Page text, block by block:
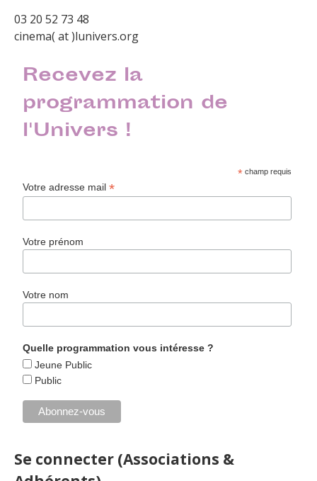
03 20 52 73 48
cinema( at )lunivers.org
Recevez la
programmation de
l'Univers !
* champ requis
Votre adresse mail*
Votre prénom
Votre nom
Quelle programmation vous intéresse ?
Jeune Public
Public
Se connecter (Associations &